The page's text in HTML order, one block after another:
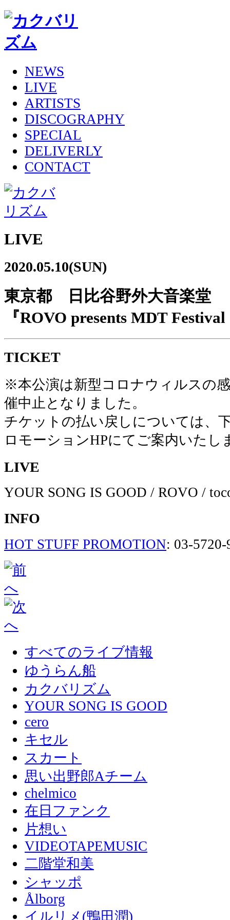
NEWS
LIVE
ARTISTS
DISCOGRAPHY
SPECIAL
DELIVERLY
CONTACT
LIVE
2020.05.10(SUN)
東京都 日比谷野外大音楽堂
『ROVO presents MDT
TICKET
※本公演は新型コロナウィルスの
催中止となりました。
チケットの払い戻しについては、
ロモーションHPにてご案内いたし
LIVE
YOUR SONG IS GOOD / ROVO /
INFO
HOT STUFF PROMOTION: 03-5720-
すべてのライブ情報
ゆうらん船
カクバリズム
YOUR SONG IS GOOD
cero
キセル
スカート
思い出野郎Aチーム
chelmico
在日ファンク
片想い
VIDEOTAPEMUSIC
二階堂和美
シャッポ
Ålborg
イルリメ(鴨田潤)